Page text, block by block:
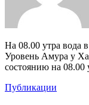
На 08.00 утра вода в реке зафиксирована на отметке 797 см
Уровень Амура у
состоянию на 08.00
Публикации